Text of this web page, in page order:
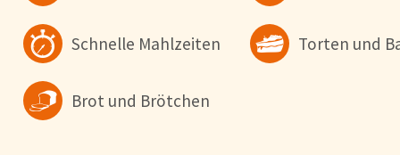
Schnelle Mahlzeiten Torten und
Brot und Brötchen
Alle
Konfigurieren